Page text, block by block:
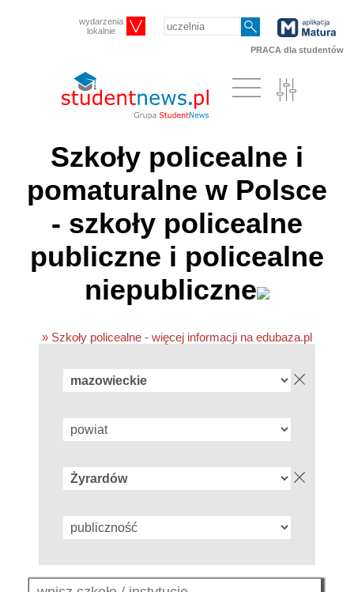
wydarzenia
lokalnie
PRACA dla studentów
Szkoły policealne i
pomaturalne w Polsce
- szkoły policealne
publiczne i policealne
niepubliczne
» Szkoły policealne - więcej informacji na edubaza.pl